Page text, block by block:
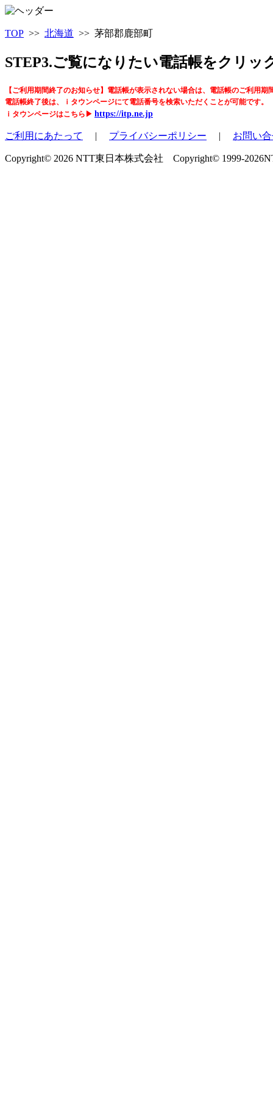
TOP >> 北海道 >> 茅部郡鹿部町
STEP3.ご覧になりたい電話帳をクリッ
【ご利用期間終了のお知らせ】電話帳が表示されない場合は、電話帳のご利用期
電話帳終了後は、ｉタウンページにて電話番号を検索いただくことが可能です。
ｉタウンページはこちら▶ https://itp.ne.jp
ご利用にあたって | プライバシーポリシー | お問い
Copyright© 2026 NTT東日本株式会社 Copyright© 1999-